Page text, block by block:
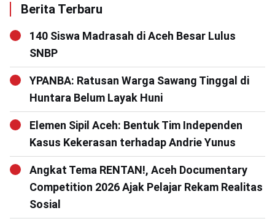
Berita Terbaru
140 Siswa Madrasah di Aceh Besar Lulus
SNBP
YPANBA: Ratusan Warga Sawang Tinggal di
Huntara Belum Layak Huni
Elemen Sipil Aceh: Bentuk Tim Independen
Kasus Kekerasan terhadap Andrie Yunus
Angkat Tema RENTAN!, Aceh Documentary
Competition 2026 Ajak Pelajar Rekam Realitas
Sosial